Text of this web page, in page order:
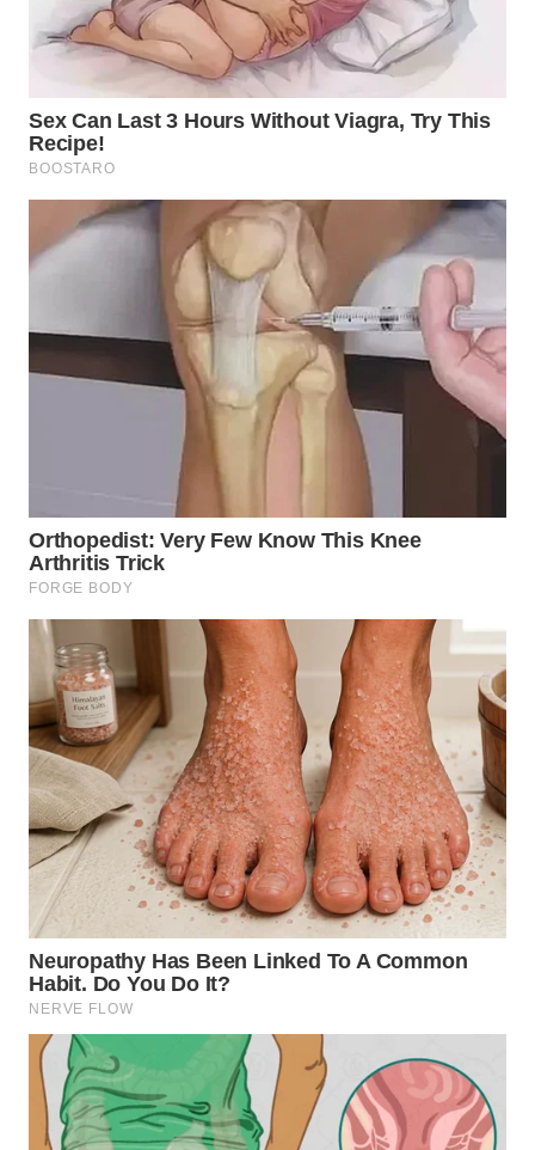
KEPULAUAN
SERIBU
WN
TANGERANG
BINJAI
INDRAMAYU
WN
MAJALENGKA
SUBANG
WN
SUKABUMI
WN
PURWAKARTA
PRIANGAN
WN
SEMARANG
WN
SOLO